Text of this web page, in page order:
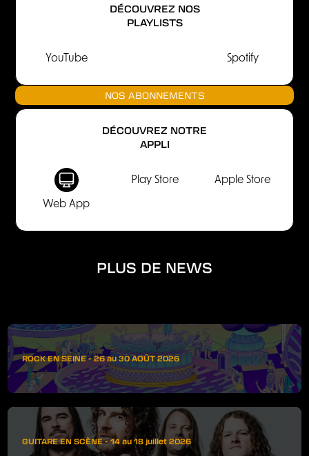
DÉCOUVREZ NOS
PLAYLISTS
YouTube Spotify
NOS ABONNEMENTS
DÉCOUVREZ NOTRE
APPLI
Web App
Play Store Apple Store
PLUS DE NEWS
ROCK EN SEINE - 26 au 30 AOÛT 2026
GUITARE EN SCÈNE - 14 au 18 juillet 2026